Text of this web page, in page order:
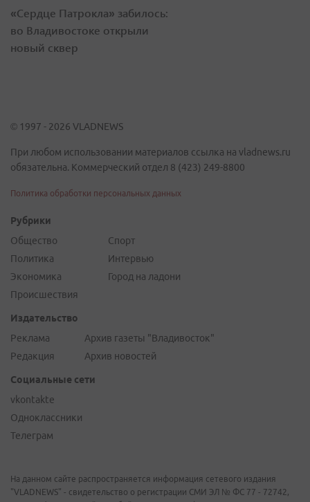
«Сердце Патрокла» забилось:
во Владивостоке открыли
новый сквер
© 1997 - 2026 VLADNEWS
При любом использовании материалов ссылка на vladnews.ru
обязательна. Коммерческий отдел 8 (423) 249-8800
Политика обработки персональных данных
Рубрики
Общество
Политика
Экономика
Происшествия
Спорт
Интервью
Город на ладони
Издательство
Реклама
Редакция
Архив газеты "Владивосток"
Архив новостей
Социальные сети
vkontakte
Одноклассники
Телеграм
На данном сайте распространяется информация сетевого издания
"VLADNEWS" - свидетельство о регистрации СМИ ЭЛ № ФС 77 - 72742,